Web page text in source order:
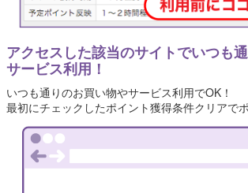
アクセスした該当のサイトでいつも
サービス利用！
いつも通りのお買い物やサービス利用でOK！
最初にチェックしたポイント獲得条件クリアで